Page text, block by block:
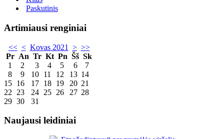
Paskutinis
Artimiausi renginiai
<< < Kovas 2021 > >>
Pr An Tr Kt Pn Šš Sk
1
2 3 4 5 6
7
8
9 10 11 12 13 14
15 16 17 18 19 20 21
22
23 24 25 26 27 28
29 30 31
Naujausi leidiniai